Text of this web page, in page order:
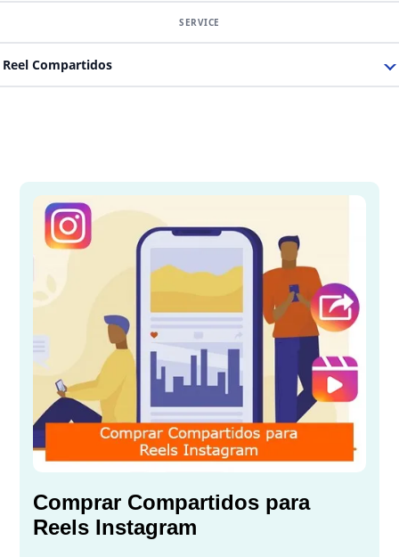
Reel Compartidos
Comprar Compartidos para
Reels Instagram